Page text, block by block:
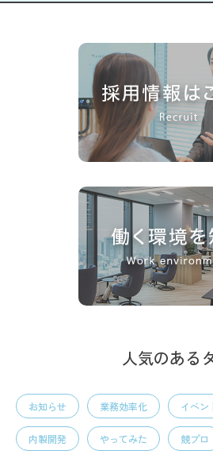
人気のある
お知らせ 業務効率化 イベン
内製開発 やってみた 競プロ